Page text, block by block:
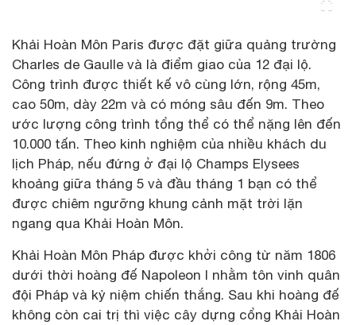
Khải Hoàn Môn Paris được đặt giữa quảng trường
Charles de Gaulle và là điểm giao của 12 đại lộ.
Công trình được thiết kế vô cùng lớn, rộng 45m,
cao 50m, dày 22m và có móng sâu đến 9m. Theo
ước lượng công trình tổng thể có thể nặng lên đến
10.000 tấn. Theo kinh nghiệm của nhiều khách du
lịch Pháp, nếu đứng ở đại lộ Champs Elysees
khoảng giữa tháng 5 và đầu tháng 1 bạn có thể
được chiêm ngưỡng khung cảnh mặt trời lặn
ngang qua Khải Hoàn Môn.
Khải Hoàn Môn Pháp được khởi công từ năm 1806
dưới thời hoàng đế Napoleon I nhằm tôn vinh quân
đội Pháp và kỷ niệm chiến thắng. Sau khi hoàng đế
không còn cai trị thì việc cây dựng cổng Khải Hoàn